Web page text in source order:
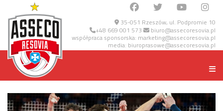
35-051 Rzeszów, ul. Podpromie 10
+48 669 001 573 biuro@assecoresovia.pl
współpraca sponsorska: marketing@assecoresovia.pl
media: biuroprasowe@assecoresovia.pl